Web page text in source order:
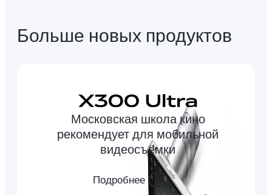
Больше новых продуктов
Московская школа кино
рекомендует для мобильной
видеосъёмки
Подробнее